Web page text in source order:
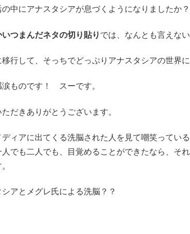
中にアナスタシアが息づくようになりましたか？
いつまんだネタの切り貼り では、なんとも言えない
行して、そっちでどっぷりアナスタシアの世界
涙ものです！ スーです。
だきありがとうございます。
ィアに出てくる洗脳された人を見て嘲笑ってい
でも二人でも、目覚めることができたなら、そ
アとメグレ氏による洗脳？？